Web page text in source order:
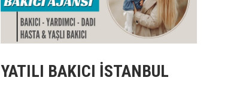
YATILI BAKICI İSTANBUL